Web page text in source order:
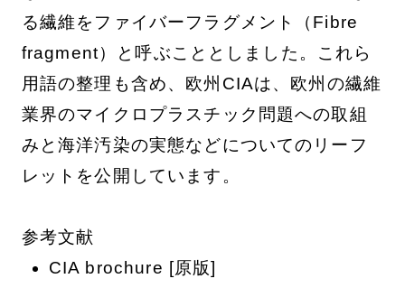
る繊維をファイバーフラグメント（Fibre
fragment）と呼ぶこととしました。これら
用語の整理も含め、欧州CIAは、欧州の繊維
業界のマイクロプラスチック問題への取組
みと海洋汚染の実態などについてのリーフ
レットを公開しています。
参考文献
CIA brochure [原版]